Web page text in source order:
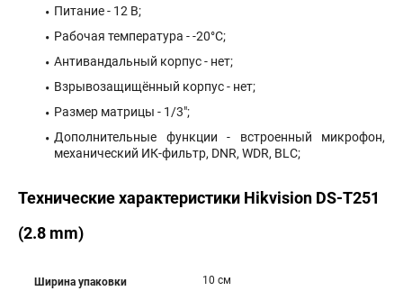
Питание - 12 В;
Рабочая температура - -20°С;
Антивандальный корпус - нет;
Взрывозащищённый корпус - нет;
Размер матрицы - 1/3";
Дополнительные функции - встроенный микрофон,
механический ИК-фильтр, DNR, WDR, BLC;
Технические характеристики Hikvision DS-T251
(2.8 mm)
Ширина упаковки 10 см